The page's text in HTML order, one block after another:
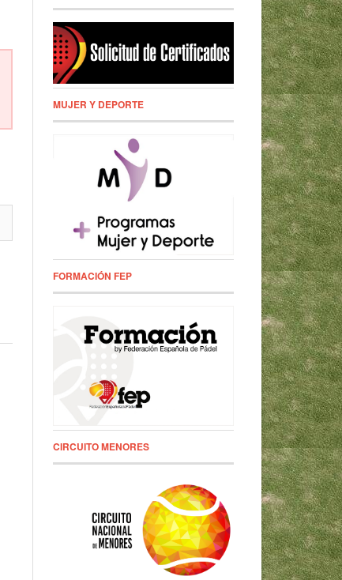
MUJER Y DEPORTE
FORMACIÓN FEP
CIRCUITO MENORES